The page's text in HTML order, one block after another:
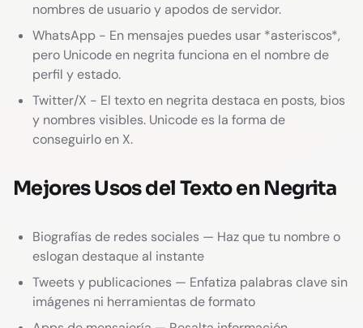
nombres de usuario y apodos de servidor.
WhatsApp - En mensajes puedes usar *asteriscos*,
pero Unicode en negrita funciona en el nombre de
perfil y estado.
Twitter/X - El texto en negrita destaca en posts, bios
y nombres visibles. Unicode es la forma de
conseguirlo en X.
Mejores Usos del Texto en Negrita
Biografías de redes sociales — Haz que tu nombre o
eslogan destaque al instante
Tweets y publicaciones — Enfatiza palabras clave sin
imágenes ni herramientas de formato